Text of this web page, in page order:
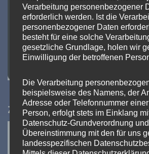
Zertifiziert
Verarbeitung personenbezogener
erforderlich werden. Ist die
personenbezogener Daten
besteht für eine solche
gesetzliche Grundlage, holen wir
Einwilligung der betroffenen
Die Verarbeitung
beispielsweise des Namens, der
Adresse oder Telefonnummer
Person, erfolgt stets im Einklang
Datenschutz-Grundverordnung
Übereinstimmung mit den für uns
landesspezifischen